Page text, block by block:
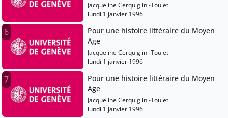
Jacqueline Cerquiglini-Toulet
lundi 1 janvier 1996
6
Pour une histoire littéraire du Moyen
Age
Jacqueline Cerquiglini-Toulet
lundi 1 janvier 1996
7
Pour une histoire littéraire du Moyen
Age
Jacqueline Cerquiglini-Toulet
lundi 1 janvier 1996